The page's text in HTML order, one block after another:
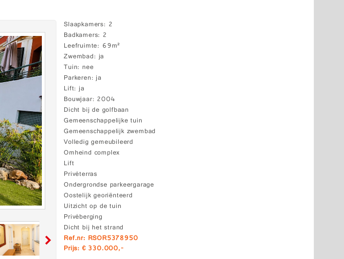
Slaapkamers 2
Badkamers 2
Leefruimte 69m²
Zwembad ja
Tuin nee
Parkeren ja
Lift ja
Bouwjaar 2004
Dicht bij de golfbaan
Gemeenschappelijke tuin
Gemeenschappelijk zwembad
Volledig gemeubileerd
Omheind complex
Lift
Privéterras
Ondergrondse parkeergarage
Oostelijk georiënteerd
Uitzicht op de tuin
Privéberging
Dicht bij het strand
Ref.nr: RSOR5378950
Prijs: € 330.000,-